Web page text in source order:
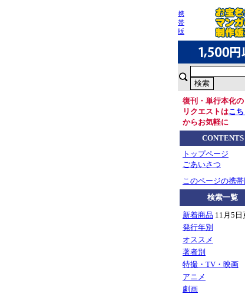
携
帯
版
復刊・単行本化の
リクエストはこち
からお気軽に
CONTENTS
トップページ
ごあいさつ
このページの携帯
検索一覧
新着商品 11月5日
発行年別
オススメ
著者別
特撮・TV・映画
アニメ
劇画